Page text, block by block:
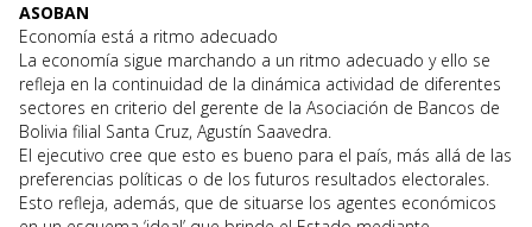
ASOBAN
Economía está a ritmo adecuado
La economía sigue marchando a un ritmo adecuado y ello se
refleja en la continuidad de la dinámica actividad de diferentes
sectores en criterio del gerente de la Asociación de Bancos de
Bolivia filial Santa Cruz, Agustín Saavedra.
El ejecutivo cree que esto es bueno para el país, más allá de las
preferencias políticas o de los futuros resultados electorales.
Esto refleja, además, que de situarse los agentes económicos